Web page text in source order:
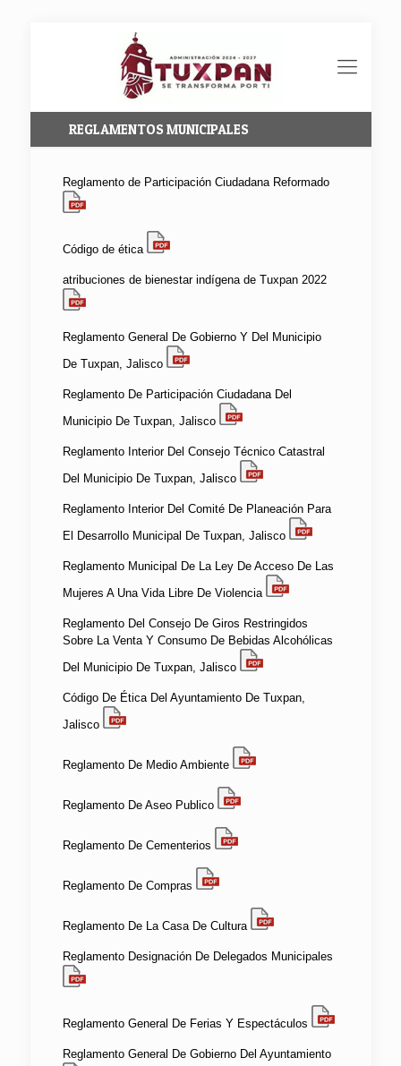
REGLAMENTOS MUNICIPALES
Reglamento de Participación Ciudadana Reformado
Código de ética
atribuciones de bienestar indígena de Tuxpan 2022
Reglamento General De Gobierno Y Del Municipio
De Tuxpan, Jalisco
Reglamento De Participación Ciudadana Del
Municipio De Tuxpan, Jalisco
Reglamento Interior Del Consejo Técnico Catastral
Del Municipio De Tuxpan, Jalisco
Reglamento Interior Del Comité De Planeación Para
El Desarrollo Municipal De Tuxpan, Jalisco
Reglamento Municipal De La Ley De Acceso De Las
Mujeres A Una Vida Libre De Violencia
Reglamento Del Consejo De Giros Restringidos
Sobre La Venta Y Consumo De Bebidas Alcohólicas
Del Municipio De Tuxpan, Jalisco
Código De Ética Del Ayuntamiento De Tuxpan,
Jalisco
Reglamento De Medio Ambiente
Reglamento De Aseo Publico
Reglamento De Cementerios
Reglamento De Compras
Reglamento De La Casa De Cultura
Reglamento Designación De Delegados Municipales
Reglamento General De Ferias Y Espectáculos
Reglamento General De Gobierno Del Ayuntamiento